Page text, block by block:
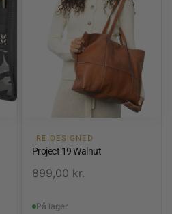
RE:DESIGNED
Project 19 Walnut
899,00 kr.
På lager